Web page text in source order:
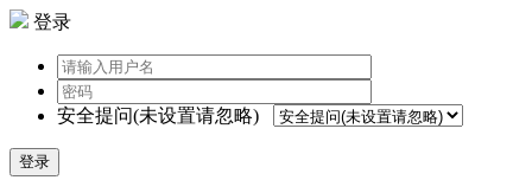
登录
安全提问(未设置请忽略)
登录